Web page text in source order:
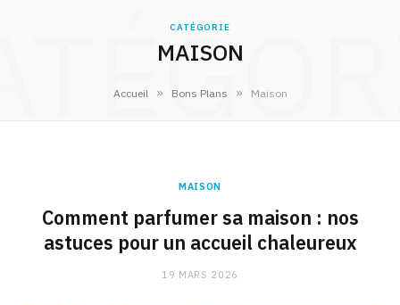
CATÉGORIE
MAISON
Accueil » Bons Plans » Maison
MAISON
Comment parfumer sa maison : nos
astuces pour un accueil chaleureux
19 MARS 2026